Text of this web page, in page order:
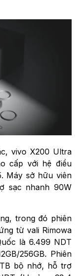
vivo X200 Ultra
cấp với hệ điều
Máy sở hữu viên
sạc nhanh 90W
trong đó phiên
từ vali Rimowa
là 6.499 NDT
256GB. Phiên
bộ nhớ, hỗ trợ